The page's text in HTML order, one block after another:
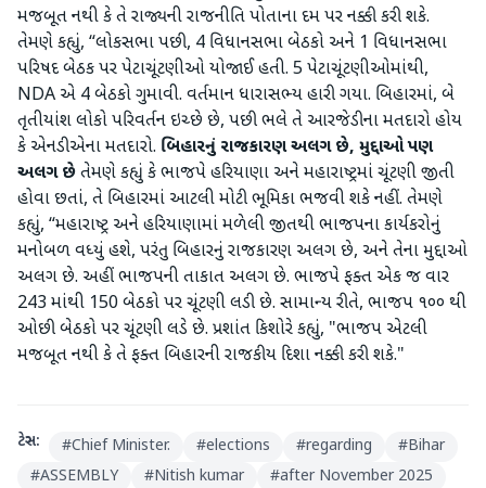
મજબૂત નથી કે તે રાજ્યની રાજનીતિ પોતાના દમ પર નક્કી કરી શકે.
તેમણે કહ્યું, “લોકસભા પછી, 4 વિધાનસભા બેઠકો અને 1 વિધાનસભા
પરિષદ બેઠક પર પેટાચૂંટણીઓ યોજાઈ હતી. 5 પેટાચૂંટણીઓમાંથી,
NDA એ 4 બેઠકો ગુમાવી. વર્તમાન ધારાસભ્ય હારી ગયા. બિહારમાં, બે
તૃતીયાંશ લોકો પરિવર્તન ઇચ્છે છે, પછી ભલે તે આરજેડીના મતદારો હોય
કે એનડીએના મતદારો. બિહારનું રાજકારણ અલગ છે, મુદ્દાઓ પણ
અલગ છેતેમણે કહ્યું કે ભાજપે હરિયાણા અને મહારાષ્ટ્રમાં ચૂંટણી જીતી
હોવા છતાં, તે બિહારમાં આટલી મોટી ભૂમિકા ભજવી શકે નહીં. તેમણે
કહ્યું, “મહારાષ્ટ્ર અને હરિયાણામાં મળેલી જીતથી ભાજપના કાર્યકરોનું
મનોબળ વધ્યું હશે, પરંતુ બિહારનું રાજકારણ અલગ છે, અને તેના મુદ્દાઓ
અલગ છે. અહીં ભાજપની તાકાત અલગ છે. ભાજપે ફક્ત એક જ વાર
243 માંથી 150 બેઠકો પર ચૂંટણી લડી છે. સામાન્ય રીતે, ભાજપ ૧૦૦ થી
ઓછી બેઠકો પર ચૂંટણી લડે છે. પ્રશાંત કિશોરે કહ્યું, "ભાજપ એટલી
મજબૂત નથી કે તે ફક્ત બિહારની રાજકીય દિશા નક્કી કરી શકે."
ટેગ્સ: #Chief Minister. #elections #regarding #Bihar
#ASSEMBLY #Nitish kumar #after November 2025